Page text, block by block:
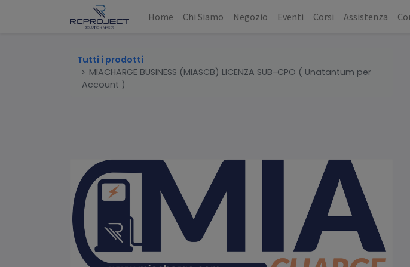
Home Chi Siamo Negozio Eventi Corsi Assistenza
Tutti i prodotti
MIACHARGE BUSINESS (MIASCB) LICENZA SUB-CPO ( Unatantum per
Account )